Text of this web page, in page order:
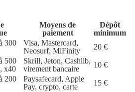
Moyens de
paiement
Dépôt
minimum
300
Visa, Mastercard,
Neosurf, MiFinity
20 €
500
x40
Skrill, Jeton, Cashlib,
virement bancaire
10 €
200
Paysafecard, Apple
Pay, crypto, carte
15 €